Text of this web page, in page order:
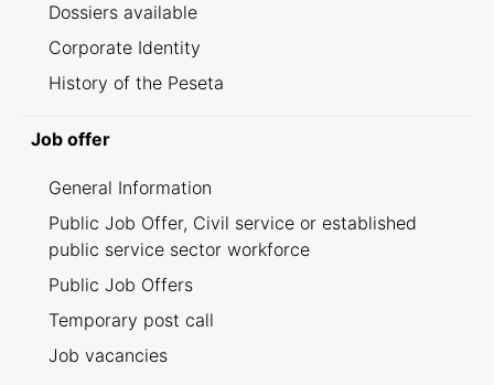
Dossiers available
Corporate Identity
History of the Peseta
Job offer
General Information
Public Job Offer, Civil service or established
public service sector workforce
Public Job Offers
Temporary post call
Job vacancies